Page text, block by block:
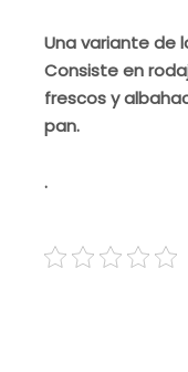
Una variante de
Consiste en
frescos y
pan.
.